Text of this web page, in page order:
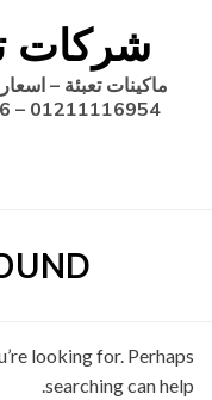
content
شركات
ماكينات تعبئة –
01211116954 – 01211116956 – 01211116958
looking for. Perhaps
searching can help.